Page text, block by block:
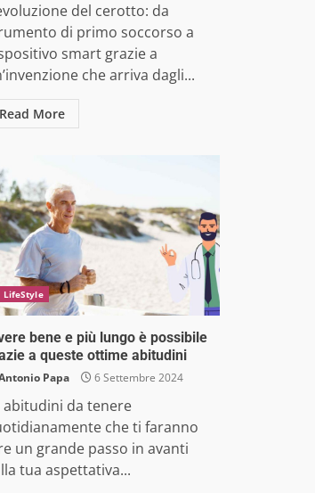
del cerotto: da
di primo soccorso a
smart grazie a
che arriva dagli...
Read More
LifeStyle
bene e più lungo è possibile
a queste ottime abitudini
Papa 6 Settembre 2024
abitudini da tenere
che ti faranno
un grande passo in avanti
tua aspettativa...